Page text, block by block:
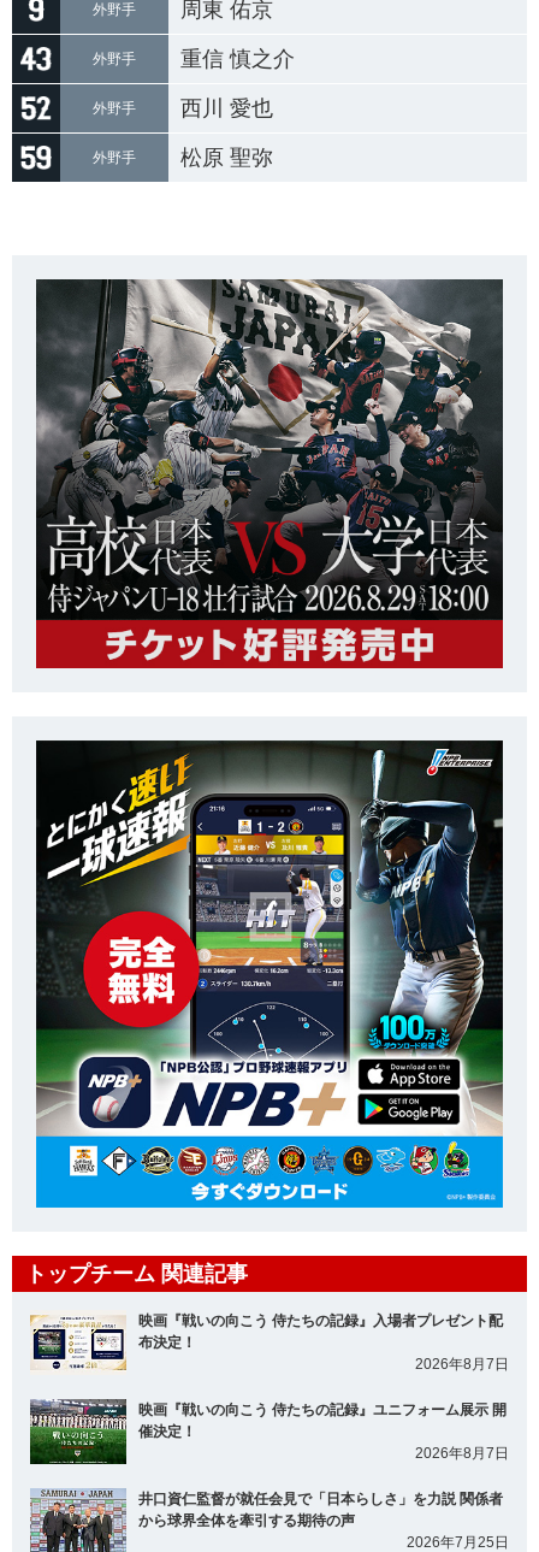
外野手 周東 佑京
外野手 重信 慎之介
外野手 西川 愛也
外野手 松原 聖弥
トップチーム 関連記事
映画『戦いの向こう 侍たちの記録』入場者プレゼント配
布決定！
2026年8月7日
映画『戦いの向こう 侍たちの記録』ユニフォーム展示 開
催決定！
2026年8月7日
井口資仁監督が就任会見で「日本らしさ」を力説 関係者
から球界全体を牽引する期待の声
2026年7月25日